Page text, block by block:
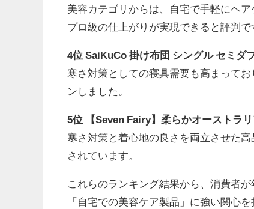
美容カテゴリからは、自宅で手軽にヘ
プロ級の仕上がりが実現できると評判で
4位 SaiKuCo 掛け布団 シングル セミダ
寒さ対策としての寝具需要も高まって
ンしました。
5位 【Seven Fairy】柔らかオーストラ
寒さ対策と着心地の良さを両立させた
されています。
これらのランキング結果から、消費者
「自宅での美容ケア製品」に強い関心